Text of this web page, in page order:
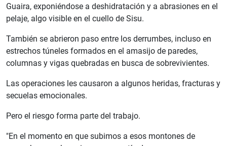
Guaira, exponiéndose a deshidratación y a abrasiones en el
pelaje, algo visible en el cuello de Sisu.
También se abrieron paso entre los derrumbes, incluso en
estrechos túneles formados en el amasijo de paredes,
columnas y vigas quebradas en busca de sobrevivientes.
Las operaciones les causaron a algunos heridas, fracturas y
secuelas emocionales.
Pero el riesgo forma parte del trabajo.
"En el momento en que subimos a esos montones de